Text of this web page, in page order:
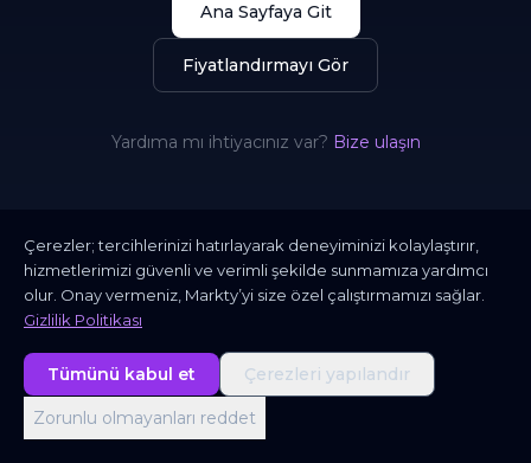
Ana Sayfaya Git
Fiyatlandırmayı Gör
Yardıma mı ihtiyacınız var? Bize ulaşın
Çerezler; tercihlerinizi hatırlayarak deneyiminizi kolaylaştırır,
hizmetlerimizi güvenli ve verimli şekilde sunmamıza yardımcı
olur. Onay vermeniz, Markty’yi size özel çalıştırmamızı sağlar.
Gizlilik Politikası
Tümünü kabul et Çerezleri yapılandır
Zorunlu olmayanları reddet